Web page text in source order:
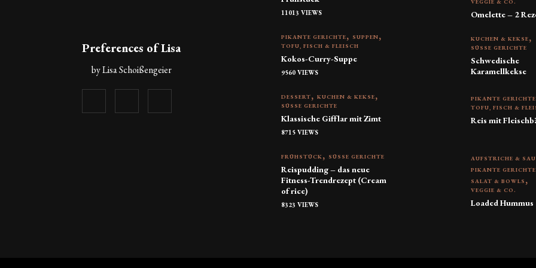
Preferences of Lisa
by Lisa Schoißengeier
11013 VIEWS
PIKANTE GERICHTE
SUPPEN
TOFU, FISCH & FLEISCH
Kokos-Curry-Suppe
9560 VIEWS
DESSERT
KUCHEN & KEKSE
SÜSSE GERICHTE
Klassische Gifflar mit Zimt
8715 VIEWS
FRÜHSTÜCK SÜSSE GERICHTE
Reispudding – das neue
Fitness-Trendrezept (Cream
of rice)
8323 VIEWS
Omelette – 2
KUCHEN & KEKSE
SÜSSE GERICHTE
Schwedische
Karamellkekse
PIKANTE GERICHTE
TOFU, FISCH &
Reis mit
AUFSTRICHE &
PIKANTE GERICHTE
SALAT & BOWLS
VEGGIE & CO.
Loaded Hummus